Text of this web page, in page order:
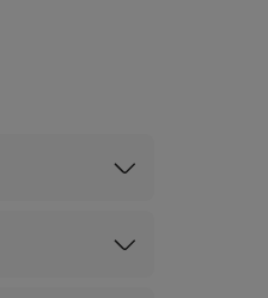
nước ngoài);